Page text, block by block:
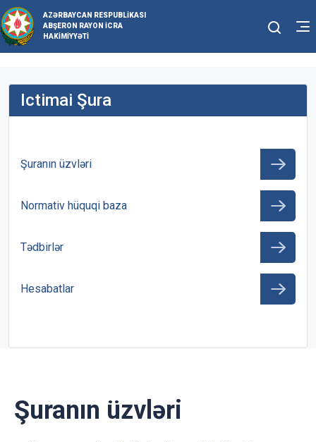
AZƏRBAYCAN RESPUBLIKASI
ABŞERON RAYON İCRA
HAKIMIYYƏTI
Ictimai Şura
Şuranın üzvləri
Normativ hüquqi baza
Tədbirlər
Hesabatlar
Şuranın üzvləri